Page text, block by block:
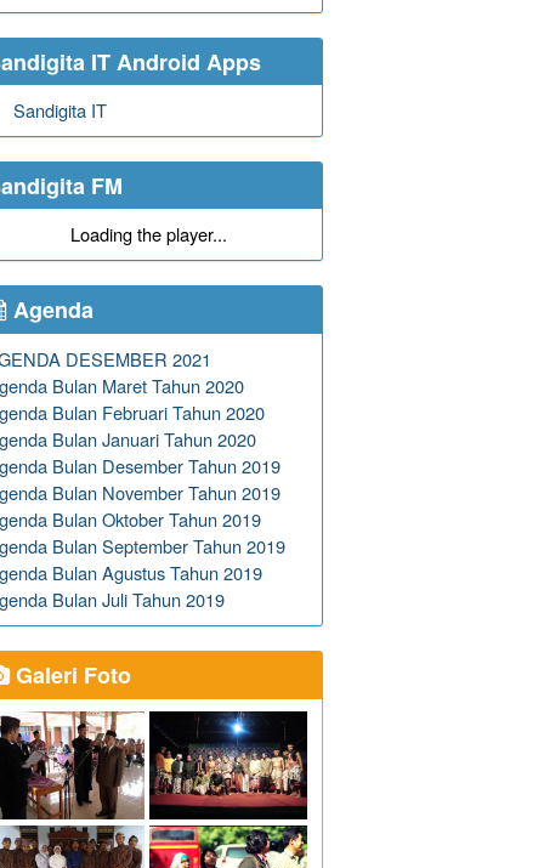
IT Android Apps
Sandigita IT
FM
Loading the player...
Agenda
DESEMBER 2021
Bulan Maret Tahun 2020
Bulan Februari Tahun 2020
Bulan Januari Tahun 2020
Bulan Desember Tahun 2019
Bulan November Tahun 2019
Bulan Oktober Tahun 2019
Bulan September Tahun 2019
Bulan Agustus Tahun 2019
Bulan Juli Tahun 2019
Galeri Foto